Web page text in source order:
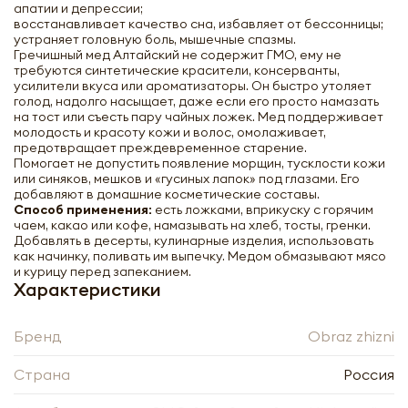
апатии и депрессии;
восстанавливает качество сна, избавляет от бессонницы;
устраняет головную боль, мышечные спазмы.
Гречишный мед Алтайский не содержит ГМО, ему не
требуются синтетические красители, консерванты,
усилители вкуса или ароматизаторы. Он быстро утоляет
голод, надолго насыщает, даже если его просто намазать
на тост или съесть пару чайных ложек. Мед поддерживает
молодость и красоту кожи и волос, омолаживает,
предотвращает преждевременное старение.
Помогает не допустить появление морщин, тусклости кожи
или синяков, мешков и «гусиных лапок» под глазами. Его
добавляют в домашние косметические составы.
Способ применения: есть ложками, вприкуску с горячим
чаем, какао или кофе, намазывать на хлеб, тосты, гренки.
Добавлять в десерты, кулинарные изделия, использовать
как начинку, поливать им выпечку. Медом обмазывают мясо
и курицу перед запеканием.
Характеристики
Бренд Obraz zhizni
Страна Россия
Гречишный мед Алтайский (honey)
LifeWay | Образ Жизни 500г
-